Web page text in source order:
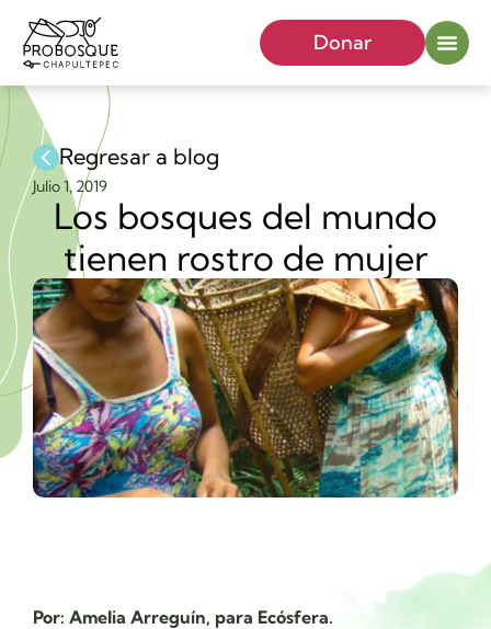
Donar
Regresar a blog
Julio 1, 2019
Los bosques del mundo
tienen rostro de mujer
Por: Amelia Arreguín, para Ecósfera.